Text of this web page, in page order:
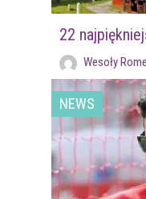
22
Wesoły
NEWS